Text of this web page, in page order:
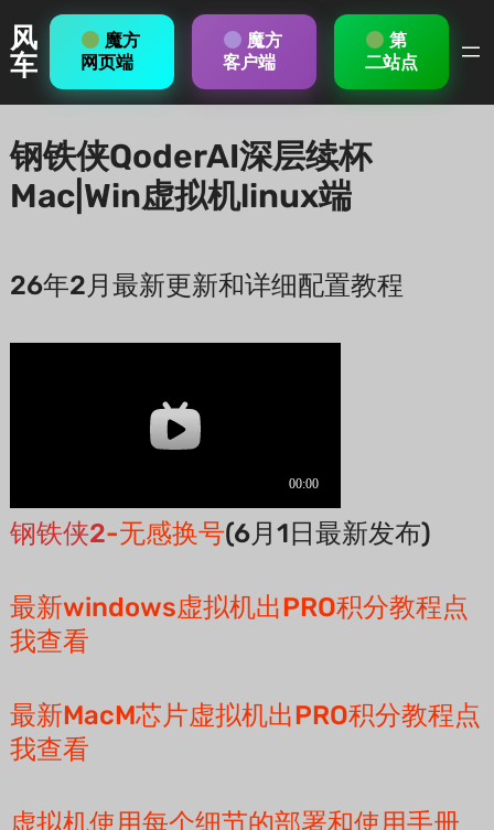
Skip
to
content
风
车
魔方
网页端
魔方
客户端
第
二站点
钢铁侠QoderAI深层续杯
Mac|Win虚拟机linux端
26年2月最新更新和详细配置教程
钢铁侠2-无感换号(6月1日最新发布)
最新windows虚拟机出PRO积分教程点
我查看
最新MacM芯片虚拟机出PRO积分教程点
我查看
虚拟机使用每个细节的部署和使用手册